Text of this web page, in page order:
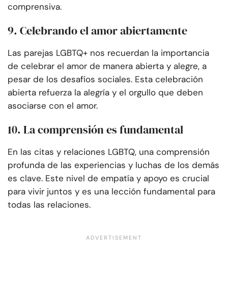
comprensiva.
9. Celebrando el amor abiertamente
Las parejas LGBTQ+ nos recuerdan la importancia
de celebrar el amor de manera abierta y alegre, a
pesar de los desafíos sociales. Esta celebración
abierta refuerza la alegría y el orgullo que deben
asociarse con el amor.
10. La comprensión es fundamental
En las citas y relaciones LGBTQ, una comprensión
profunda de las experiencias y luchas de los demás
es clave. Este nivel de empatía y apoyo es crucial
para vivir juntos y es una lección fundamental para
todas las relaciones.